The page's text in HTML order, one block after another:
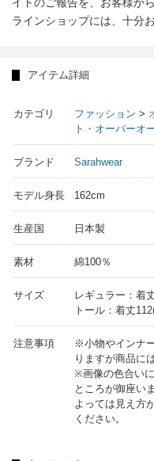
ラインショップには、十分
アイテム詳細
カテゴリ ファッション >
ト・オーバーオ
ブランド Sarahwear
モデル身長 162cm
生産国 日本製
素材 綿100％
サイズ
レギュラー：着
トール：着丈
注意事項
※小物やインナ
りますが商品に
※画像の色合い
ところが御座い
よっては見え方
ください。